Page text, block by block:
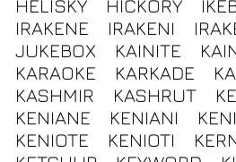
HELISKY
HICKORY
IRAKENE
IRAKENI
JUKEBOX
KAINITE
KARAOKE
KARKADE
KASHMIR
KASHRUT
KENIANE
KENIANI
KENIOTE
KENIOTI